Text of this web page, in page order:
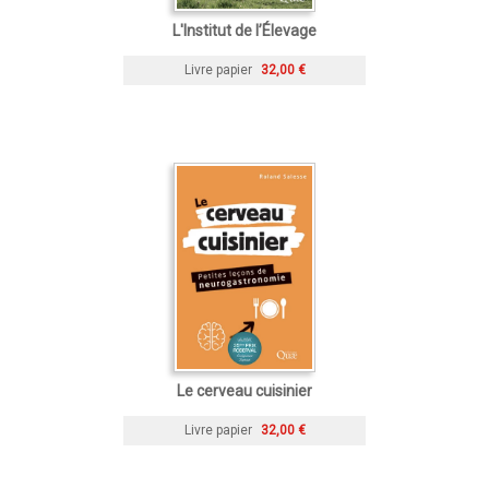
L'Institut de l’Élevage
Livre papier 32,00 €
Le cerveau cuisinier
Livre papier 32,00 €